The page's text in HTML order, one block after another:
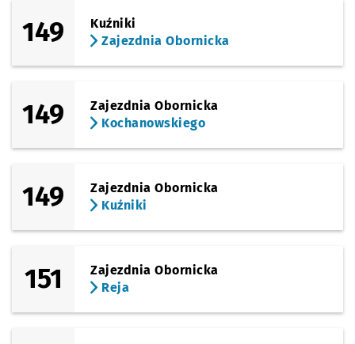
149
Kuźniki
Zajezdnia Obornicka
149
Zajezdnia Obornicka
Kochanowskiego
149
Zajezdnia Obornicka
Kuźniki
151
Zajezdnia Obornicka
Reja